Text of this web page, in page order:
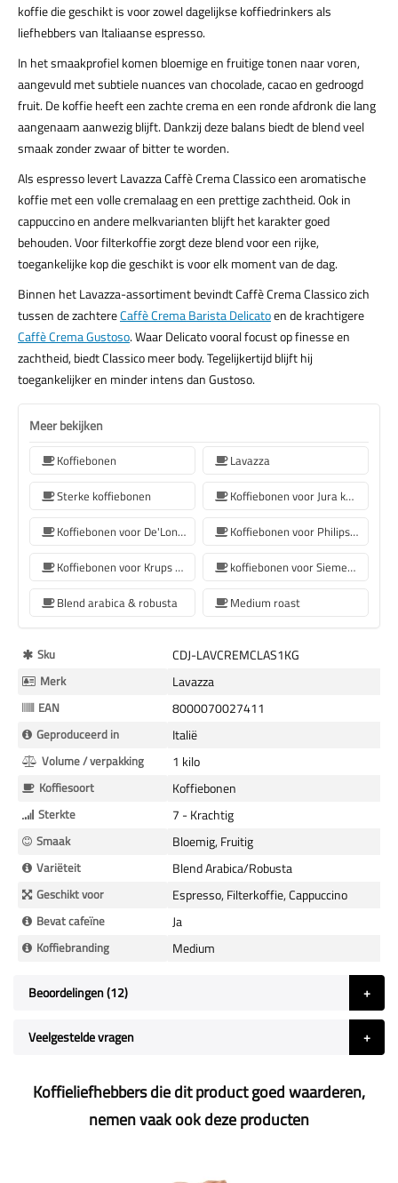
koffie die geschikt is voor zowel dagelijkse koffiedrinkers als
liefhebbers van Italiaanse espresso.
In het smaakprofiel komen bloemige en fruitige tonen naar voren,
aangevuld met subtiele nuances van chocolade, cacao en gedroogd
fruit. De koffie heeft een zachte crema en een ronde afdronk die lang
aangenaam aanwezig blijft. Dankzij deze balans biedt de blend veel
smaak zonder zwaar of bitter te worden.
Als espresso levert Lavazza Caffè Crema Classico een aromatische
koffie met een volle cremalaag en een prettige zachtheid. Ook in
cappuccino en andere melkvarianten blijft het karakter goed
behouden. Voor filterkoffie zorgt deze blend voor een rijke,
toegankelijke kop die geschikt is voor elk moment van de dag.
Binnen het Lavazza-assortiment bevindt Caffè Crema Classico zich
tussen de zachtereCaffè Crema Barista Delicatoen de krachtigere
Caffè Crema Gustoso. Waar Delicato vooral focust op finesse en
zachtheid, biedt Classico meer body. Tegelijkertijd blijft hij
toegankelijker en minder intens dan Gustoso.
Meer bekijken
Koffiebonen
Lavazza
Sterke koffiebonen
Koffiebonen voor Jura koffiemachine
Koffiebonen voor De'Longhi koffiemachine
Koffiebonen voor Philips koffiemachine
Koffiebonen voor Krups koffiemachine
koffiebonen voor Siemens koffiemachine
Blend arabica & robusta
Medium roast
Meer
Informatie
Sku CDJ-LAVCREMCLAS1KG
Merk Lavazza
EAN 8000070027411
Geproduceerd in Italië
Volume / verpakking 1 kilo
Koffiesoort Koffiebonen
Sterkte 7 - Krachtig
Smaak Bloemig, Fruitig
Variëteit Blend Arabica/Robusta
Geschikt voor Espresso, Filterkoffie, Cappuccino
Bevat cafeïne Ja
Koffiebranding Medium
Beoordelingen 12
Veelgestelde vragen
Koffieliefhebbers die dit product goed waarderen,
nemen vaak ook deze producten